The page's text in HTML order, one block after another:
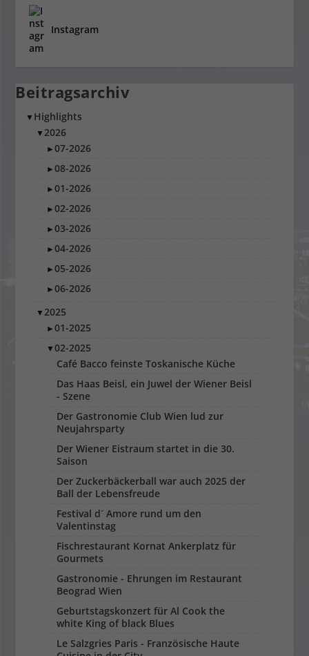
Instagram
Beitragsarchiv
▼ Highlights
▼2026
►07-2026
►08-2026
►01-2026
►02-2026
►03-2026
►04-2026
►05-2026
►06-2026
▼2025
►01-2025
▼02-2025
Café Bacco feinste Toskanische Küche
Das Haas Beisl, ein Juwel der Wiener Beisl
- Szene
Der Gastronomie Club Wien lud zur
Neujahrsparty
Der Wiener Eistraum startet in die 30.
Saison
Der Zuckerbäckerball war auch 2025 der
Ball der Lebensfreude
Festival d´ Amore rund um den
Valentinstag
Fischrestaurant Kornat Ankerplatz für
Gourmets
Gastronomie - Ehrungen im Restaurant
Beograd Wien
Geburtstagskonzert für Al Cook the
white King of black Blues
Le Salzgries Paris - Französische Haute